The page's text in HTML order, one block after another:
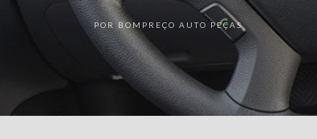
POR BOMPREÇO AUTO PEÇAS